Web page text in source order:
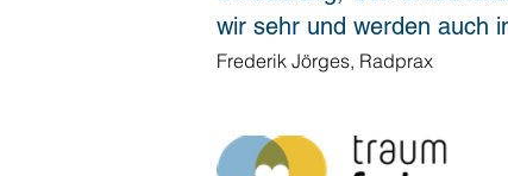
wir sehr und werden auch
Frederik Jörges, Radprax